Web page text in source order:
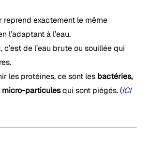
reprend exactement le même
l’adaptant à l’eau.
c’est de l’eau brute ou souillée qui
les protéines, ce sont les bactéries,
particulesqui sont piégés. (ICI